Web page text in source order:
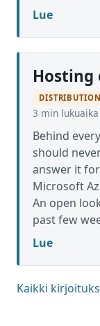
Lue
Hosting
DISTRIBUTION
3 min lukuaika
Behind
should
answer it
Microsoft
An open
past few
Lue
Kaikki